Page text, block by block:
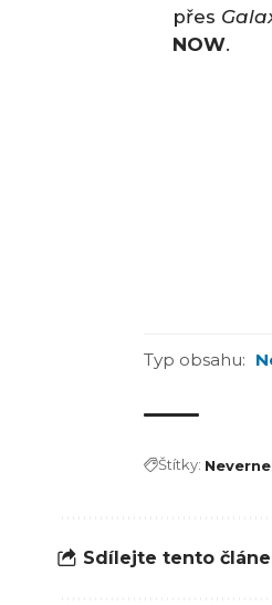
přes
NOW.
Typ obsahu:
Štítky:
Sdílejte tento